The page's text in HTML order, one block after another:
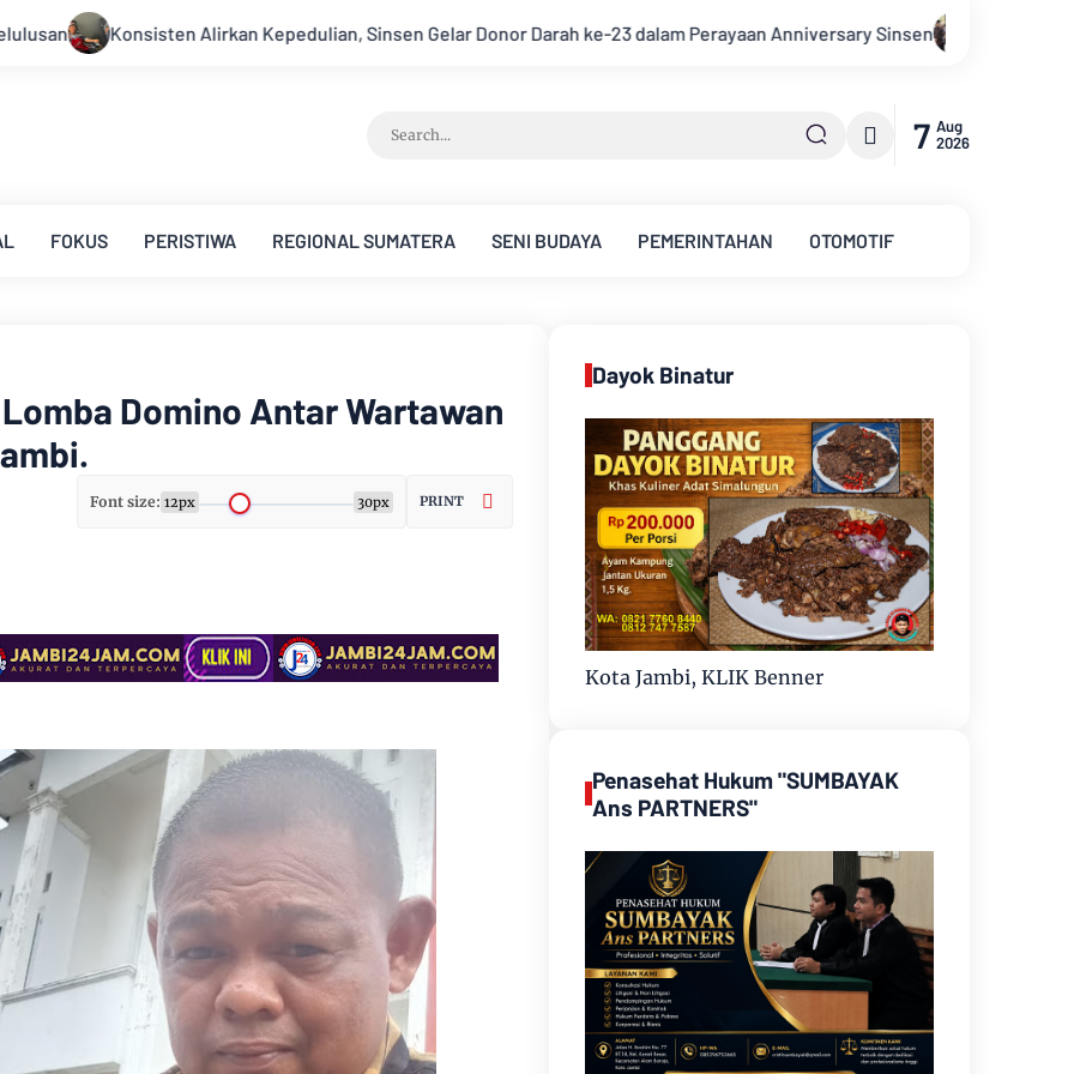
Sinsen Gelar Donor Darah ke-23 dalam Perayaan Anniversary Sinsen Bupati Muarojambi Hadiri HUT Ke 17 Desa
7 Aug
2026
FOKUS PERISTIWA REGIONAL SUMATERA SENI BUDAYA PEMERINTAHAN OTOMOTIF
Domino Antar Wartawan
Font size: 12px 30px PRINT
Dayok Binatur
Kota Jambi, KLIK Benner
Penasehat Hukum "SUMBAYAK
Ans PARTNERS"